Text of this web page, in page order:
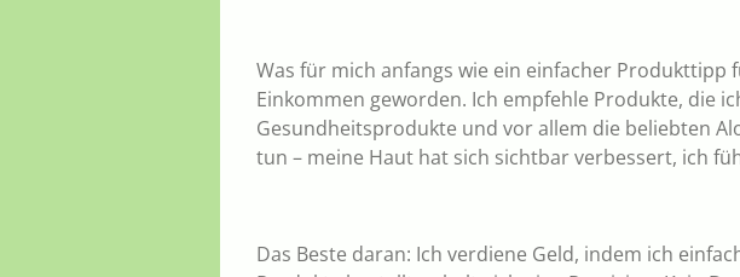
Was für mich anfangs wie ein einfacher Produkttipp
Einkommen geworden. Ich empfehle Produkte, die
Gesundheitsprodukte und vor allem die beliebten
tun – meine Haut hat sich sichtbar verbessert, ich
Das Beste daran: Ich verdiene Geld, indem ich